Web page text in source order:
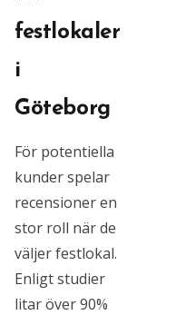
festlokaler
i
Göteborg
För potentiella
kunder spelar
recensioner en
stor roll när de
väljer festlokal.
Enligt studier
litar över 90%